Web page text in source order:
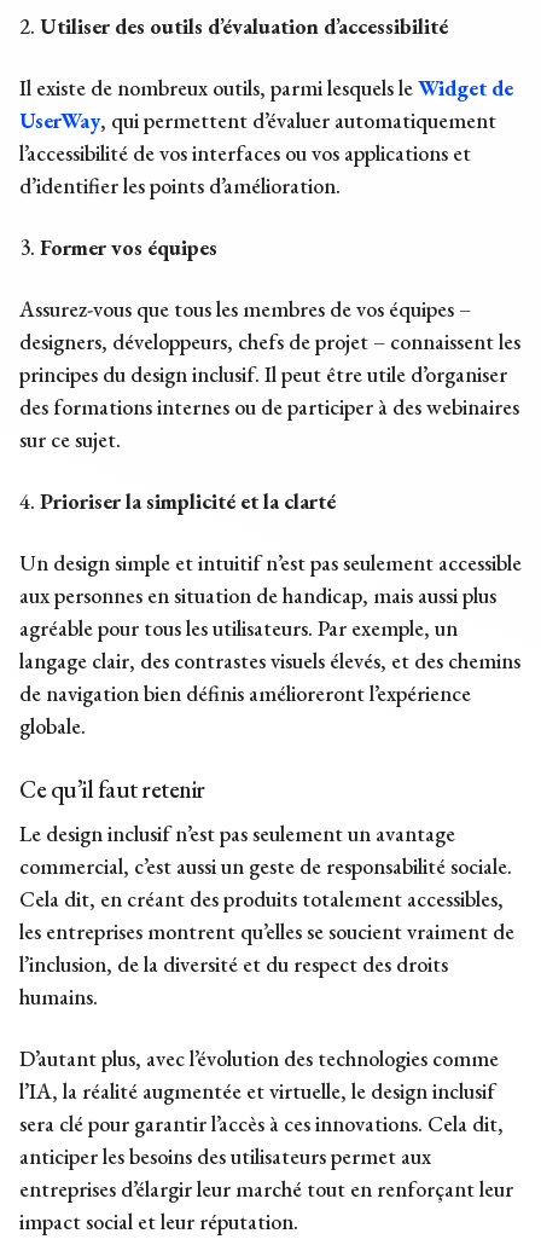
2. Utiliser des outils d’évaluation d’accessibilité
Il existe de nombreux outils, parmi lesquels leWidget de
UserWay, qui permettent d’évaluer automatiquement
l’accessibilité de vos interfaces ou vos applications et
d’identifier les points d’amélioration.
3. Former vos équipes
Assurez-vous que tous les membres de vos équipes –
designers, développeurs, chefs de projet – connaissent les
principes du design inclusif. Il peut être utile d’organiser
des formations internes ou de participer à des webinaires
sur ce sujet.
4. Prioriser la simplicité et la clarté
Un design simple et intuitif n’est pas seulement accessible
aux personnes en situation de handicap, mais aussi plus
agréable pour tous les utilisateurs. Par exemple, un
langage clair, des contrastes visuels élevés, et des chemins
de navigation bien définis amélioreront l’expérience
globale.
Ce qu’il faut retenir
Le design inclusif n’est pas seulement un avantage
commercial, c’est aussi un geste de responsabilité sociale.
Cela dit, en créant des produits totalement accessibles,
les entreprises montrent qu’elles se soucient vraiment de
l’inclusion, de la diversité et du respect des droits
humains.
D’autant plus, avec l’évolution des technologies comme
l’IA, la réalité augmentée et virtuelle, le design inclusif
sera clé pour garantir l’accès à ces innovations. Cela dit,
anticiper les besoins des utilisateurs permet aux
entreprises d’élargir leur marché tout en renforçant leur
impact social et leur réputation.